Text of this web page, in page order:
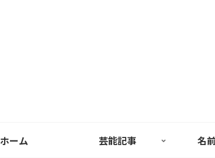
ホーム 芸能記事 名